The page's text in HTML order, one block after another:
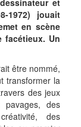
et
1972) jouait
en scène
Un
être nommé,
transformer la
des jeux
pavages, des
des